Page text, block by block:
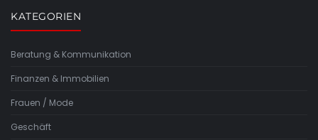
KATEGORIEN
Beratung & Kommunikation
Finanzen & Immobilien
Frauen / Mode
Geschäft